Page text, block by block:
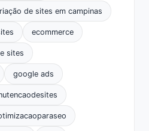
de sites em campinas
ecommerce
sites
google ads